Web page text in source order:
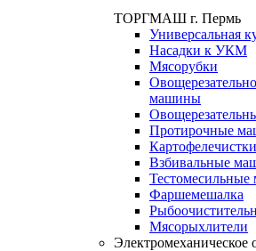
ТОРГМАШ г. Пермь
Универсальная
Насадки к УКМ
Мясорубки
машины
Протирочные
Картофелечистки
Взбивальные
Фаршемешалка
Мясорыхлители
Электромеханическое